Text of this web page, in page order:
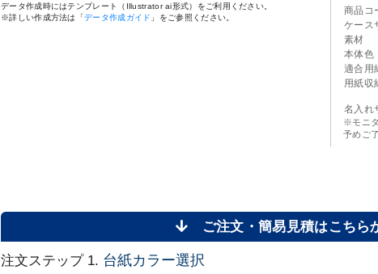
データ作成時にはテンプレート（Illustrator ai形式）をご利用ください。
※詳しい作成方法は「データ作成ガイド 」をご参照ください。
商品コ
ケース
素材
本体色
適合用
用紙収
名入れ
※モニ
予めご
ご注文・簡易見積はこち
注文ステップ 1. 台紙カラー選択